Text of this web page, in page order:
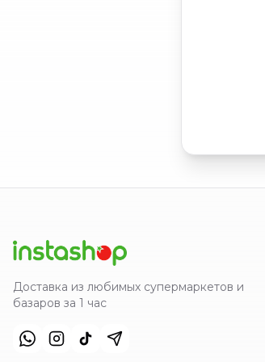
Доставка из любимых супермаркетов и
базаров за 1 час